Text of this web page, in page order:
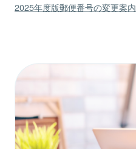
2025年度版郵便番号の変更案内